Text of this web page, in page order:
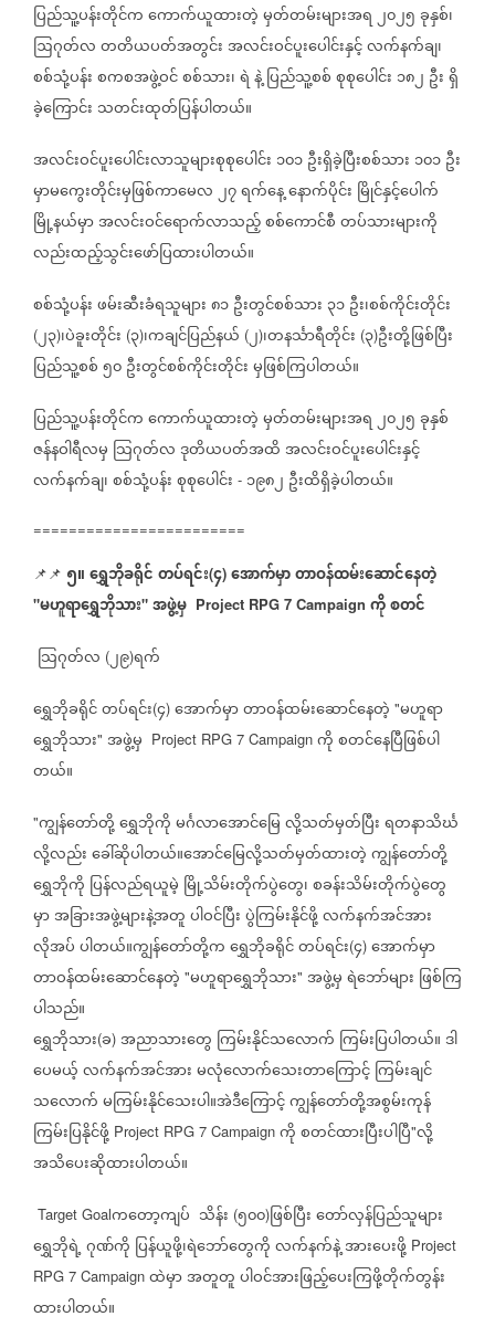
ပြည်သူ့ပန်းတိုင်ကကောက်ယူထားတဲ့မှတ်တမ်းများအရ၂၀၂၅ခုနှစ်၊
ဩဂုတ်လတတိယပတ်အတွင်းအလင်းဝင်ပူးပေါင်းနှင့်လက်နက်ချ၊
စစ်သုံ့ပန်းစကစအဖွဲ့ဝင်စစ်သား၊ရဲနဲ့ပြည်သူ့စစ်စုစုပေါင်း ၁၈၂ ဦးရှိ
ခဲ့ကြောင်း သတင်းထုတ်ပြန်ပါတယ်။
အလင်းဝင်ပူးပေါင်းလာသူများစုစုပေါင်း ၁၀၁ဦးရှိခဲ့ပြီးစစ်သား ၁၀၁ဦး
မှာမကွေးတိုင်းမှဖြစ်ကာမေလ၂၇ရက်နေ့နောက်ပိုင်း မြိုင်နှင့်ပေါက်
မြို့နယ်မှာအလင်းဝင်ရောက်လာသည့်စစ်ကောင်စီတပ်သားများကို
လည်းထည့်သွင်းဖော်ပြထားပါတယ်။
စစ်သုံ့ပန်းဖမ်းဆီးခံရသူများ၈၁ဦးတွင်စစ်သား ၃၁ဦး၊စစ်ကိုင်းတိုင်း
(၂၃)၊ပဲခူးတိုင်း (၃)၊ကချင်ပြည်နယ် (၂)၊တနင်္သာရီတိုင်း (၃)ဦးတို့ဖြစ်ပြီး
ပြည်သူ့စစ်၅၀ဦးတွင်စစ်ကိုင်းတိုင်းမှဖြစ်ကြပါတယ်။
ပြည်သူ့ပန်းတိုင်ကကောက်ယူထားတဲ့မှတ်တမ်းများအရ၂၀၂၅ခုနှစ်
ဇန်နဝါရီလမှ သြဂုတ်လဒုတိယပတ်အထိအလင်းဝင်ပူးပေါင်းနှင့်
လက်နက်ချ၊စစ်သုံ့ပန်းစုစုပေါင်း - ၁၉၈၂ ဦးထိရှိခဲ့ပါတယ်။
========================
📌📌 ၅။ရွှေဘိုခရိုင်တပ်ရင်း(၄) အောက်မှာတာဝန်ထမ်းဆောင်နေတဲ့
"မဟူရာရွှေဘိုသား" အဖွဲ့မှ Project RPG 7 Campaign ကိုစတင်
သြဂုတ်လ (၂၉)ရက်
ရွှေဘိုခရိုင်တပ်ရင်း(၄) အောက်မှာတာဝန်ထမ်းဆောင်နေတဲ့ "မဟူရာ
ရွှေဘိုသား" အဖွဲ့မှ Project RPG 7 Campaign ကိုစတင်နေပြီဖြစ်ပါ
တယ်။
"ကျွန်တော်တို့ရွှေဘိုကိုမင်္ဂလာအောင်မြေလို့သတ်မှတ်ပြီးရတနာသိင်္ဃ
လို့လည်းခေါ်ဆိုပါတယ်။အောင်မြေလို့သတ်မှတ်ထားတဲ့ကျွန်တော်တို့
ရွှေဘိုကို ပြန်လည်ရယူမဲ့ မြို့သိမ်းတိုက်ပွဲတွေ၊စခန်းသိမ်းတိုက်ပွဲတွေ
မှာအခြားအဖွဲ့များနဲ့အတူပါဝင်ပြီးပွဲကြမ်းနိုင်ဖို့လက်နက်အင်အား
လိုအပ်ပါတယ်။ကျွန်တော်တို့ကရွှေဘိုခရိုင်တပ်ရင်း(၄) အောက်မှာ
တာဝန်ထမ်းဆောင်နေတဲ့ "မဟူရာရွှေဘိုသား" အဖွဲ့မှရဲဘော်များ ဖြစ်ကြ
ပါသည်။
ရွှေဘိုသား(ခ) အညာသားတွေ ကြမ်းနိုင်သလောက် ကြမ်းပြပါတယ်။ဒါ
ပေမယ့်လက်နက်အင်အားမလုံလောက်သေးတာကြောင့်ကြမ်းချင်
သလောက်မကြမ်းနိုင်သေးပါ။အဲဒီကြောင့်ကျွန်တော်တို့အစွမ်းကုန်
ကြမ်းပြနိုင်ဖို့ Project RPG 7 Campaign ကိုစတင်ထားပြီးပါပြီ"လို့
အသိပေးဆိုထားပါတယ်။
Target Goalကတော့ကျပ် သိန်း (၅၀၀)ဖြစ်ပြီးတော်လှန်ပြည်သူများ
ရွှေဘိုရဲ့ဂုဏ်ကို ပြန်ယူဖို့၊ရဲဘော်တွေကိုလက်နက်နဲ့အားပေးဖို့ Project
RPG 7 Campaign ထဲမှာအတူတူပါဝင်အားဖြည့်ပေးကြဖို့တိုက်တွန်း
ထားပါတယ်။